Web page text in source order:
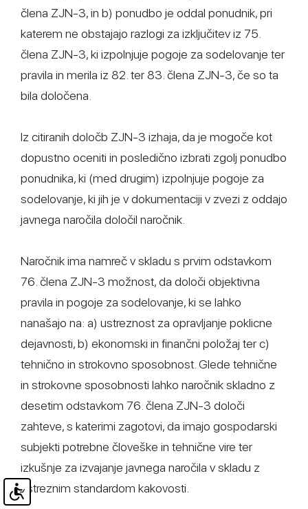
člena ZJN-3, in b) ponudbo je oddal ponudnik, pri
katerem ne obstajajo razlogi za izključitev iz 75.
člena ZJN-3, ki izpolnjuje pogoje za sodelovanje ter
pravila in merila iz 82. ter 83. člena ZJN-3, če so ta
bila določena.
Iz citiranih določb ZJN-3 izhaja, da je mogoče kot
dopustno oceniti in posledično izbrati zgolj ponudbo
ponudnika, ki (med drugim) izpolnjuje pogoje za
sodelovanje, ki jih je v dokumentaciji v zvezi z oddajo
javnega naročila določil naročnik.
Naročnik ima namreč v skladu s prvim odstavkom
76. člena ZJN-3 možnost, da določi objektivna
pravila in pogoje za sodelovanje, ki se lahko
nanašajo na: a) ustreznost za opravljanje poklicne
dejavnosti, b) ekonomski in finančni položaj ter c)
tehnično in strokovno sposobnost. Glede tehnične
in strokovne sposobnosti lahko naročnik skladno z
desetim odstavkom 76. člena ZJN-3 določi
zahteve, s katerimi zagotovi, da imajo gospodarski
subjekti potrebne človeške in tehnične vire ter
izkušnje za izvajanje javnega naročila v skladu z
ustreznim standardom kakovosti.